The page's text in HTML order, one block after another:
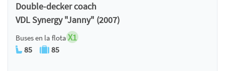
Double-decker coach
VDL Synergy "Janny" (2007)
Buses en la flota X1
85 85